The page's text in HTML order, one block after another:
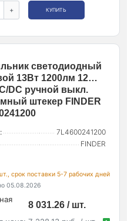
+ КУПИТЬ
светодиодный
13Вт 1200лм 12…
DC ручной выкл.
штекер FINDER
7L4600241200
FINDER
срок поставки 5-7 рабочих дней
05.08.2026
8 031.26 / шт.